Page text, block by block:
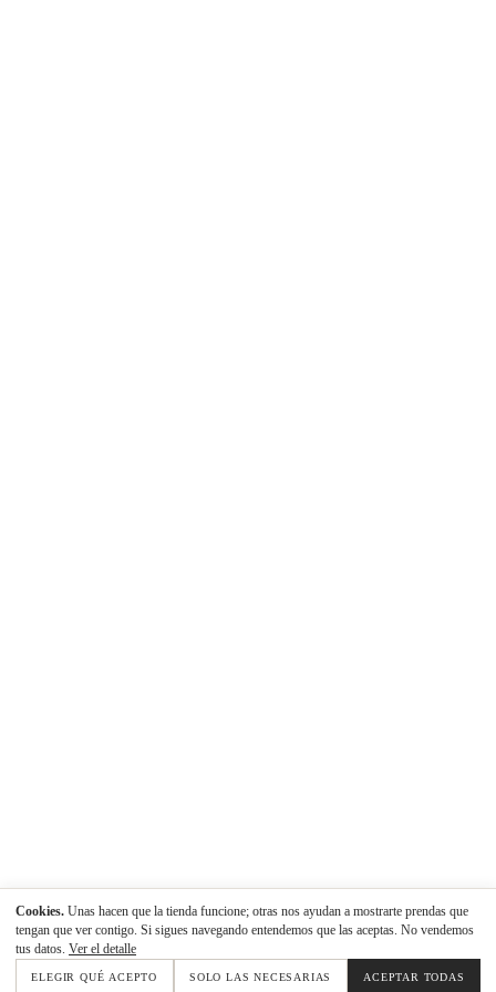
Cookies. Unas hacen que la tienda funcione; otras nos ayudan a mostrarte prendas que
tengan que ver contigo. Si sigues navegando entendemos que las aceptas. No vendemos
tus datos. Ver el detalle
ELEGIR QUÉ ACEPTO SOLO LAS NECESARIAS ACEPTAR TODAS